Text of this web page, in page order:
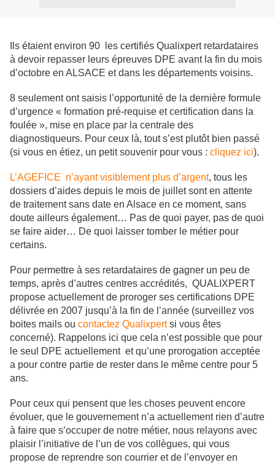
Ils étaient environ 90 les certifiés Qualixpert retardataires
à devoir repasser leurs épreuves DPE avant la fin du mois
d’octobre en ALSACE et dans les départements voisins.
8 seulement ont saisis l’opportunité de la dernière formule
d’urgence « formation pré-requise et certification dans la
foulée », mise en place par la centrale des
diagnostiqueurs. Pour ceux là, tout s’est plutôt bien passé
(si vous en étiez, un petit souvenir pour vous : cliquez ici).
L’AGEFICE n’ayant visiblement plus d’argent, tous les
dossiers d’aides depuis le mois de juillet sont en attente
de traitement sans date en Alsace en ce moment, sans
doute ailleurs également… Pas de quoi payer, pas de quoi
se faire aider… De quoi laisser tomber le métier pour
certains.
Pour permettre à ses retardataires de gagner un peu de
temps, après d’autres centres accrédités, QUALIXPERT
propose actuellement de proroger ses certifications DPE
délivrée en 2007 jusqu’à la fin de l’année (surveillez vos
boites mails ou contactez Qualixpertsi vous êtes
concerné). Rappelons ici que cela n’est possible que pour
le seul DPE actuellement et qu’une prorogation acceptée
a pour contre partie de rester dans le même centre pour 5
ans.
Pour ceux qui pensent que les choses peuvent encore
évoluer, que le gouvernement n’a actuellement rien d’autre
à faire que s’occuper de notre métier, nous relayons avec
plaisir l’initiative de l’un de vos collègues, qui vous
propose de reprendre son courrier et de l’envoyer en